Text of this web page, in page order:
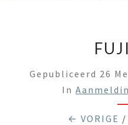
Gepubliceerd 26
In
← VORIGE /